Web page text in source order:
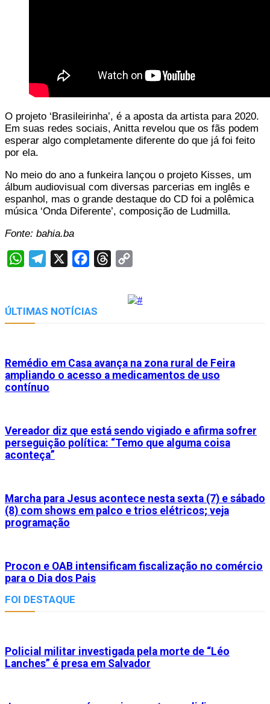
O projeto ‘Brasileirinha’, é a aposta da artista para 2020.
Em suas redes sociais, Anitta revelou que os fãs podem
esperar algo completamente diferente do que já foi feito
por ela.
No meio do ano a funkeira lançou o projeto Kisses, um
álbum audiovisual com diversas parcerias em inglês e
espanhol, mas o grande destaque do CD foi a polêmica
música ‘Onda Diferente’, composição de Ludmilla.
Fonte: bahia.ba
WhatsAppTelegram
X FacebookThreads
ÚLTIMAS NOTÍCIAS
Remédio em Casa avança na zona rural de Feira
ampliando o acesso a medicamentos de uso
contínuo
Vereador diz que está sendo vigiado e afirma sofrer
perseguição política: “Temo que alguma coisa
aconteça”
Marcha para Jesus acontece nesta sexta (7) e sábado
(8) com shows em palco e trios elétricos; veja
programação
Procon e OAB intensificam fiscalização no comércio
para o Dia dos Pais
FOI DESTAQUE
Policial militar investigada pela morte de “Léo
Lanches” é presa em Salvador